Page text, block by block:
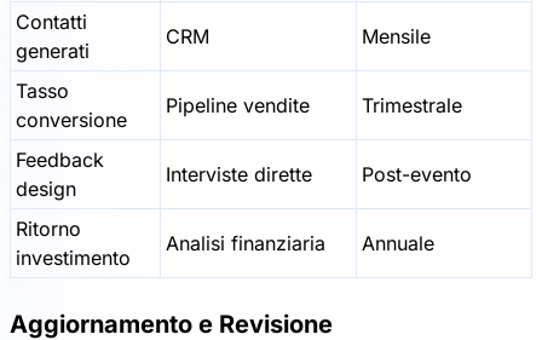
Contatti
generati
CRM Mensile
Tasso
conversione
Pipeline vendite Trimestrale
Feedback
design
Interviste dirette Post-evento
Ritorno
investimento
Analisi finanziaria Annuale
Aggiornamento e Revisione